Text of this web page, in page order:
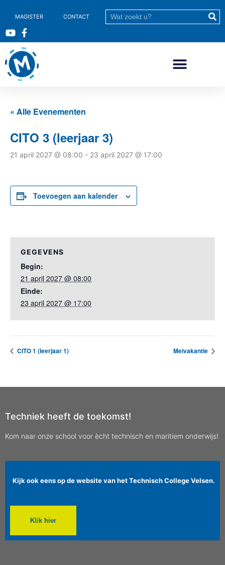
MAGISTER CONTACT
« Alle Evenementen
CITO 3 (leerjaar 3)
21 april 2027 @ 08:00 - 23 april 2027 @ 17:00
Toevoegen aan kalender
GEGEVENS
Begin:
21 april 2027 @ 08:00
Einde:
23 april 2027 @ 17:00
CITO 1 (leerjaar 1) Meivakantie
Techniek heeft de toekomst!
Kom naar onze school voor ècht technisch en maritiem onderwijs!
Kijk ook eens op de website van het Technisch College Velsen.
Klik hier